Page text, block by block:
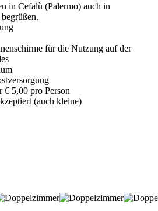
in Cefalù (Palermo) auch in
für die Nutzung auf der
€ 5,00 pro Person
(auch kleine)